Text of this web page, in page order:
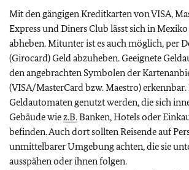
Mit den gängigen Kreditkarten von VISA,
Express und Diners Club lässt sich in
abheben. Mitunter ist es auch möglich, per
(Girocard) Geld abzuheben. Geeignete
den angebrachten Symbolen der
(VISA/MasterCard bzw. Maestro)
Geldautomaten genutzt werden, die sich
Gebäude wiez.B.Banken, Hotels oder
befinden. Auch dort sollten Reisende auf
unmittelbarer Umgebung achten, die sie
ausspähen oder ihnen folgen.